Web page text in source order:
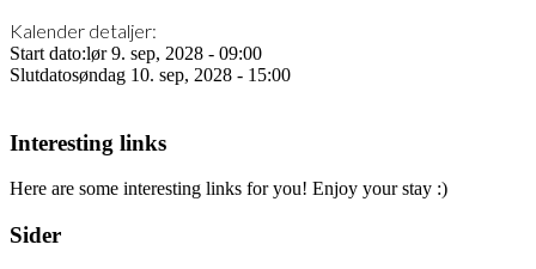
Kalender detaljer:
Start dato:lør 9. sep, 2028 - 09:00
Slutdatosøndag 10. sep, 2028 - 15:00
Interesting links
Here are some interesting links for you! Enjoy your stay :)
Sider